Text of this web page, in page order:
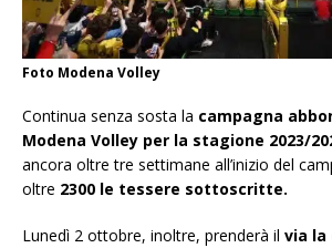
Foto Modena Volley
Continua senza sosta la campagna
Modena Volley per la stagione 2023/
ancora oltre tre settimane all’inizio del
oltre 2300 le tessere sottoscritte.
Lunedì 2 ottobre, inoltre, prenderà il via la